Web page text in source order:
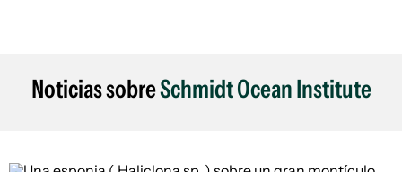
Noticias sobreSchmidt Ocean Institute